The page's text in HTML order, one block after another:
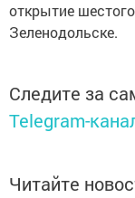
открытие
Зеленодольске.
Следите за
Telegram-
Читайте